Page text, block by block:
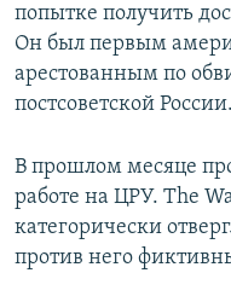
попытке получить
Он был первым
арестованным по
постсоветской России.
В прошлом месяце
работе на ЦРУ. The
категорически
против него